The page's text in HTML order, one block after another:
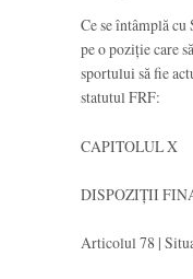
Ce se întâmplă
pe o poziție care
sportului să fie
statutul FRF:
CAPITOLUL X
DISPOZIŢII
Articolul 78 |